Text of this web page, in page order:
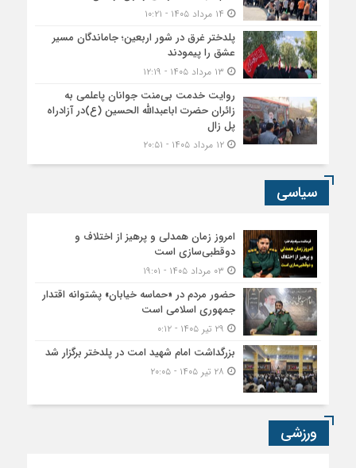
پلدختر غرق در شور اربعین؛ جاماندگان مسیر
عشق را پیمودند
روایت خدمت بی‌منت جوانان پاعلمی به
زائران حضرت اباعبدالله الحسین (ع)در آزادراه
پل زال
۱۲ مرداد ۱۴۰۵ - ۲۰:۵۱
سیاسی
امروز زمان همدلی و پرهیز از اختلاف و
دوقطبی‌سازی است
حضور مردم در «حماسه خیابان» پشتوانه اقتدار
جمهوری اسلامی است
بزرگداشت امام شهید امت در پلدختر برگزار شد
ورزشی